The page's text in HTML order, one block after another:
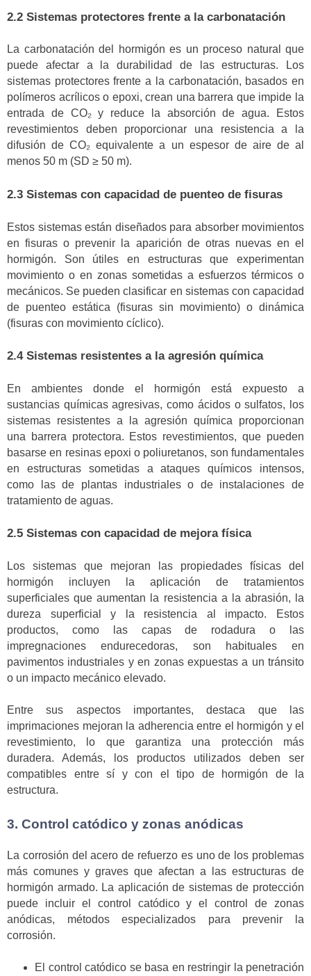
2.2 Sistemas protectores frente a la carbonatación
La carbonatación del hormigón es un proceso natural que
puede afectar a la durabilidad de las estructuras. Los
sistemas protectores frente a la carbonatación, basados en
polímeros acrílicos o epoxi, crean una barrera que impide la
entrada de CO₂ y reduce la absorción de agua. Estos
revestimientos deben proporcionar una resistencia a la
difusión de CO₂ equivalente a un espesor de aire de al
menos 50 m (SD ≥ 50 m).
2.3 Sistemas con capacidad de puenteo de fisuras
Estos sistemas están diseñados para absorber movimientos
en fisuras o prevenir la aparición de otras nuevas en el
hormigón. Son útiles en estructuras que experimentan
movimiento o en zonas sometidas a esfuerzos térmicos o
mecánicos. Se pueden clasificar en sistemas con capacidad
de puenteo estática (fisuras sin movimiento) o dinámica
(fisuras con movimiento cíclico).
2.4 Sistemas resistentes a la agresión química
En ambientes donde el hormigón está expuesto a
sustancias químicas agresivas, como ácidos o sulfatos, los
sistemas resistentes a la agresión química proporcionan
una barrera protectora. Estos revestimientos, que pueden
basarse en resinas epoxi o poliuretanos, son fundamentales
en estructuras sometidas a ataques químicos intensos,
como las de plantas industriales o de instalaciones de
tratamiento de aguas.
2.5 Sistemas con capacidad de mejora física
Los sistemas que mejoran las propiedades físicas del
hormigón incluyen la aplicación de tratamientos
superficiales que aumentan la resistencia a la abrasión, la
dureza superficial y la resistencia al impacto. Estos
productos, como las capas de rodadura o las
impregnaciones endurecedoras, son habituales en
pavimentos industriales y en zonas expuestas a un tránsito
o un impacto mecánico elevado.
Entre sus aspectos importantes, destaca que las
imprimaciones mejoran la adherencia entre el hormigón y el
revestimiento, lo que garantiza una protección más
duradera. Además, los productos utilizados deben ser
compatibles entre sí y con el tipo de hormigón de la
estructura.
3. Control catódico y zonas anódicas
La corrosión del acero de refuerzo es uno de los problemas
más comunes y graves que afectan a las estructuras de
hormigón armado. La aplicación de sistemas de protección
puede incluir el control catódico y el control de zonas
anódicas, métodos especializados para prevenir la
corrosión.
El control catódico se basa en restringir la penetración